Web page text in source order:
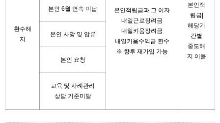
환수해
지
본인적립금과 그 이자
내일근로장려금
내일키움장려금
내일키움수익금 환수
※ 향후 재가입 가능
본인적
립금|
해당기
간별
중도해
지 이율
본인 6월 연속 미납
본인 사망 및 압류
본인 요청
교육 및 사례관리
상담 기준미달